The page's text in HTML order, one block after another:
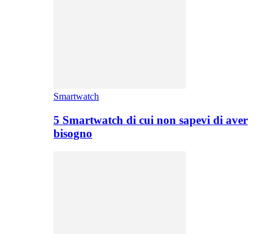
Smartwatch
5 Smartwatch di cui non sapevi di aver
bisogno